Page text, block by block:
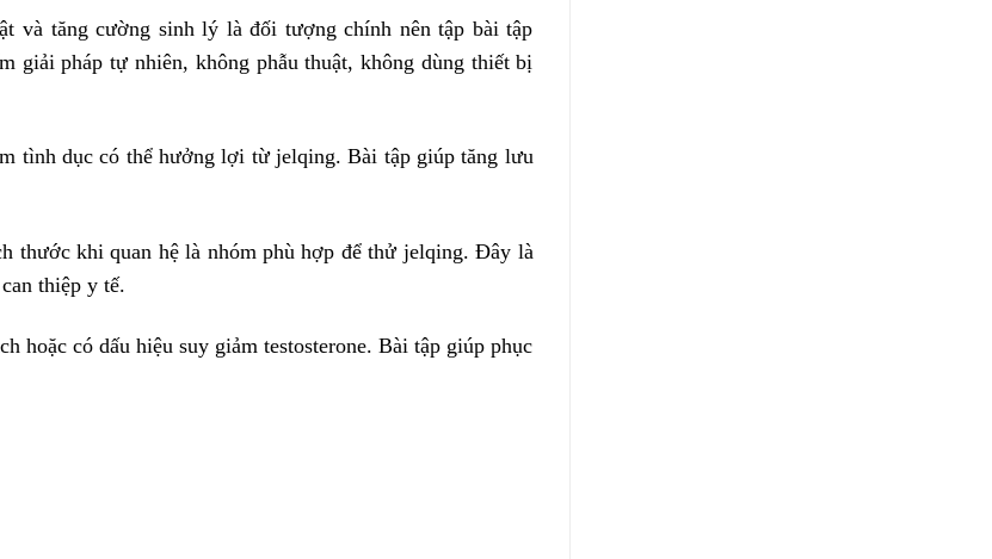
và tăng cường sinh lý là đối tượng chính nên tập bài tập
pháp tự nhiên, không phẫu thuật, không dùng thiết bị
tình dục có thể hưởng lợi từ jelqing. Bài tập giúp tăng lưu
thước khi quan hệ là nhóm phù hợp để thử jelqing. Đây là
thiệp y tế.
hoặc có dấu hiệu suy giảm testosterone. Bài tập giúp phục